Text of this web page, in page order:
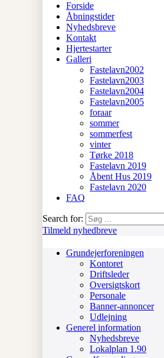
Forside
Åbningstider
Nyhedsbreve
Kontakt
Hjertestarter
Galleri
Fastelavn2002
Fastelavn2003
Fastelavn2004
Fastelavn2005
foraar
sommer
sommerfest
vinter
Tørke 2018
Fastelavn 2019
Åbent Hus 2019
Fastelavn 2020
FAQ
Search for:
Tilmeld nyhedbreve
Grundejerforeningen
Kontoret
Driftsleder
Oversigtskort
Personale
Banner-annoncer
Udlejning
Generel information
Nyhedsbreve
Lokalplan 1.90